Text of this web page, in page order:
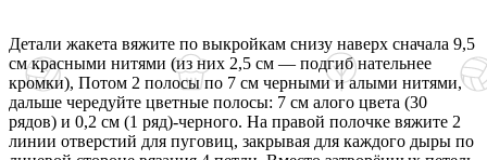
Детали жакета вяжите по выкройкам снизу наверх сначала 9,5
см красными нитями (из них 2,5 см — подгиб нательнее
кромки), Потом 2 полосы по 7 см черными и алыми нитями,
дальше чередуйте цветные полосы: 7 см алого цвета (30
рядов) и 0,2 см (1 ряд)-черного. На правой полочке вяжите 2
линии отверстий для пуговиц, закрывая для каждого дыры по